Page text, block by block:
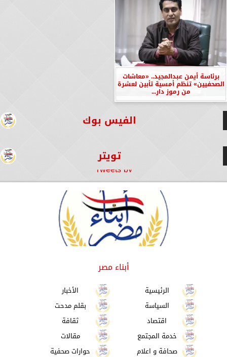
برئاسة أيمن عبدالمجيد.. «معاشات
الصحفيين» تنظم أمسية تأبين لعشرة
من رموز دار...
الفيس بوك
تويتر
Tweets by
أبناء مصر
الرئيسية
الأخبار
السياسة
بقلم مدحت
اقتصاد
ثقافة
خدمة المجتمع
مقالات
صحافة و اعلام
حوارات صحفية